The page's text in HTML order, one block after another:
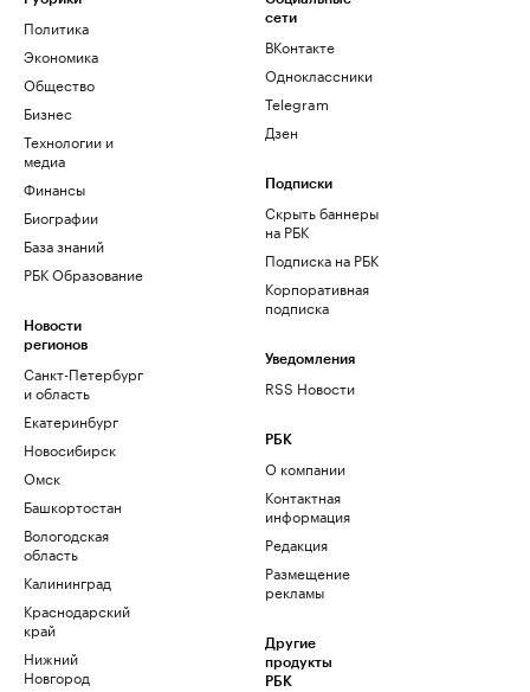
Политика
Экономика
Общество
Бизнес
Технологии и
медиа
Финансы
Биографии
База знаний
РБК Образование
Новости
регионов
Санкт-Петербург
и область
Екатеринбург
Новосибирск
Омск
Башкортостан
Вологодская
область
Калининград
Краснодарский
край
Нижний
Новгород
сети
ВКонтакте
Одноклассники
Telegram
Дзен
Подписки
Скрыть баннеры
на РБК
Подписка на РБК
Корпоративная
подписка
Уведомления
RSS Новости
РБК
О компании
Контактная
информация
Редакция
Размещение
рекламы
Другие
продукты
РБК